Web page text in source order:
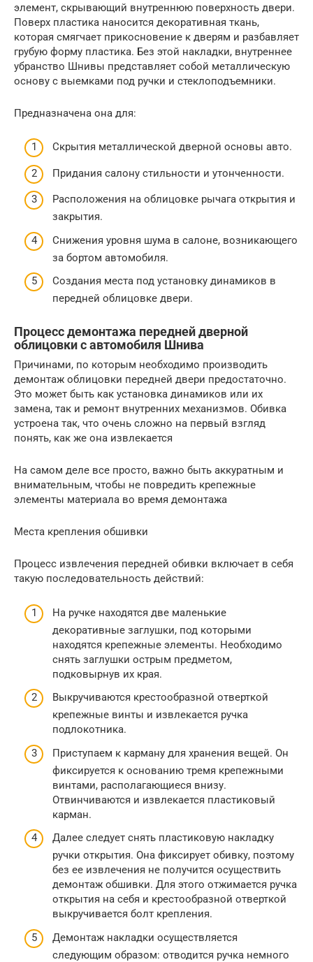
элемент, скрывающий внутреннюю поверхность двери.
Поверх пластика наносится декоративная ткань,
которая смягчает прикосновение к дверям и разбавляет
грубую форму пластика. Без этой накладки, внутреннее
убранство Шнивы представляет собой металлическую
основу с выемками под ручки и стеклоподъемники.
Предназначена она для:
Скрытия металлической дверной основы авто.
Придания салону стильности и утонченности.
Расположения на облицовке рычага открытия и
закрытия.
Снижения уровня шума в салоне, возникающего
за бортом автомобиля.
Создания места под установку динамиков в
передней облицовке двери.
Процесс демонтажа передней дверной
облицовки с автомобиля Шнива
Причинами, по которым необходимо производить
демонтаж облицовки передней двери предостаточно.
Это может быть как установка динамиков или их
замена, так и ремонт внутренних механизмов. Обивка
устроена так, что очень сложно на первый взгляд
понять, как же она извлекается
На самом деле все просто, важно быть аккуратным и
внимательным, чтобы не повредить крепежные
элементы материала во время демонтажа
Места крепления обшивки
Процесс извлечения передней обивки включает в себя
такую последовательность действий:
На ручке находятся две маленькие
декоративные заглушки, под которыми
находятся крепежные элементы. Необходимо
снять заглушки острым предметом,
подковырнув их края.
Выкручиваются крестообразной отверткой
крепежные винты и извлекается ручка
подлокотника.
Приступаем к карману для хранения вещей. Он
фиксируется к основанию тремя крепежными
винтами, располагающиеся внизу.
Отвинчиваются и извлекается пластиковый
карман.
Далее следует снять пластиковую накладку
ручки открытия. Она фиксирует обивку, поэтому
без ее извлечения не получится осуществить
демонтаж обшивки. Для этого отжимается ручка
открытия на себя и крестообразной отверткой
выкручивается болт крепления.
Демонтаж накладки осуществляется
следующим образом: отводится ручка немного